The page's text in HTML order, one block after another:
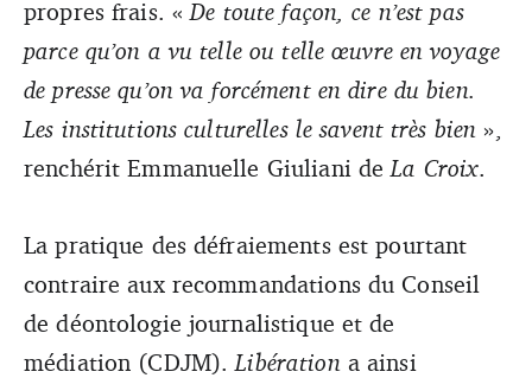
propres frais. « De toute façon, ce n’est pas
parce qu’on a vu telle ou telle œuvre en voyage
de presse qu’on va forcément en dire du bien.
Les institutions culturelles le savent très bien »,
renchérit Emmanuelle Giuliani de La Croix.
La pratique des défraiements est pourtant
contraire aux recommandations du Conseil
de déontologie journalistique et de
médiation (CDJM). Libération a ainsi